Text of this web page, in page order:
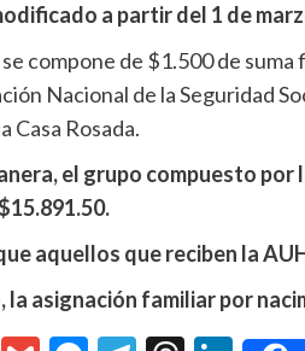
a partir del 1 de
compone de $1.500 de
Nacional de la Seguridad
Casa Rosada.
el grupo compuesto
aquellos que reciben la
la asignación familiar por